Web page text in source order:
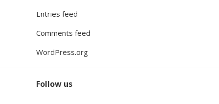
Entries feed
Comments feed
WordPress.org
Follow us